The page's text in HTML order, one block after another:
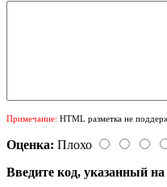
Примечание: HTML разметка не
Оценка: Плохо
Введите код, указанный